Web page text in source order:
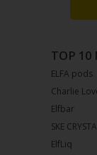
TOP 10
ELFA pods
Charlie
Elfbar
SKE
ElfLiq